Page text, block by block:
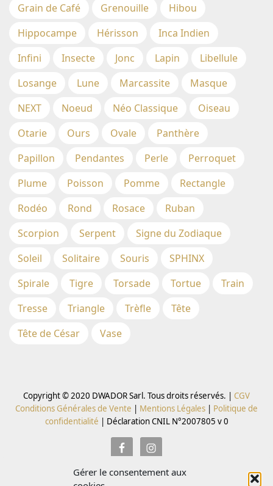
Gérer le consentement aux
Grain de Café
Grenouille
Hibou
Hippocampe
Hérisson
Inca Indien
Infini
Insecte Jonc Lapin
Libellule
Losange
Lune Marcassite
Masque
NEXT
Noeud Néo Classique
Oiseau
Otarie
Ours Ovale
Panthère
Papillon
Pendantes Perle
Perroquet
Plume
Poisson Pomme
Rectangle
Rodéo
Rond Rosace
Ruban
Scorpion
Serpent
Signe du Zodiaque
Soleil
Solitaire Souris
SPHINX
Spirale
Tigre Torsade Tortue
Train
Tresse
Triangle Trèfle
Tête
Tête de César
Vase
Copyright © 2020 DWADOR Sarl. Tous droits réservés. | CGV
Conditions Générales de Vente | Mentions Légales | Politique de
confidentialité | Déclaration CNIL N°2007805 v 0
Inscrivez vous à la Newsletter pour recevoir des codes